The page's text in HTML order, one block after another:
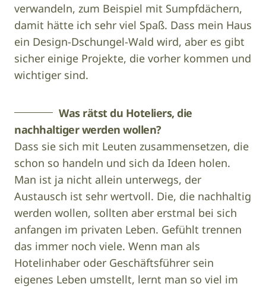
verwandeln, zum Beispiel mit Sumpfdächern,
damit hätte ich sehr viel Spaß. Dass mein Haus
ein Design-Dschungel-Wald wird, aber es gibt
sicher einige Projekte, die vorher kommen und
wichtiger sind.
Was rätst du Hoteliers, die
nachhaltiger werden wollen?
Dass sie sich mit Leuten zusammensetzen, die
schon so handeln und sich da Ideen holen.
Man ist ja nicht allein unterwegs, der
Austausch ist sehr wertvoll. Die, die nachhaltig
werden wollen, sollten aber erstmal bei sich
anfangen im privaten Leben. Gefühlt trennen
das immer noch viele. Wenn man als
Hotelinhaber oder Geschäftsführer sein
eigenes Leben umstellt, lernt man so viel im